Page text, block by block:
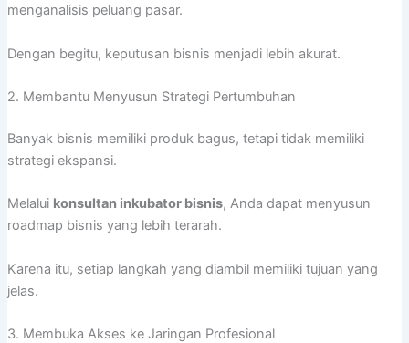
menganalisis peluang pasar.
Dengan begitu, keputusan bisnis menjadi lebih akurat.
2. Membantu Menyusun Strategi Pertumbuhan
Banyak bisnis memiliki produk bagus, tetapi tidak memiliki
strategi ekspansi.
Melalui konsultan inkubator bisnis, Anda dapat menyusun
roadmap bisnis yang lebih terarah.
Karena itu, setiap langkah yang diambil memiliki tujuan yang
jelas.
3. Membuka Akses ke Jaringan Profesional